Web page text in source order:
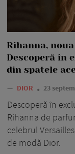
Rihanna,
Descoperă în
din spatele
— DIOR 23
Descoperă în
Rihanna de
celebrul
de modă Dior.